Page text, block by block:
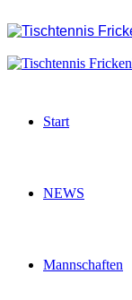
Start
NEWS
Mannschaften